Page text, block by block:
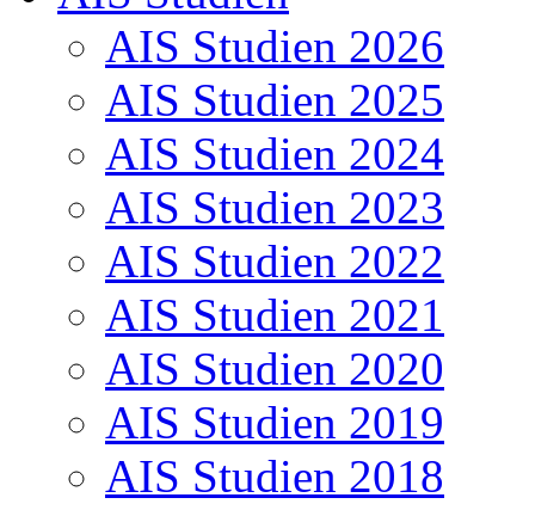
AIS Studien 2026
AIS Studien 2025
AIS Studien 2024
AIS Studien 2023
AIS Studien 2022
AIS Studien 2021
AIS Studien 2020
AIS Studien 2019
AIS Studien 2018